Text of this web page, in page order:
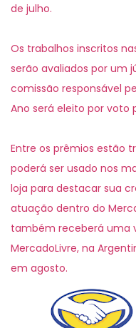
de julho.
Os trabalhos inscritos
serão avaliados por um
comissão responsável
Ano será eleito por voto
Entre os prêmios estão
poderá ser usado nos
loja para destacar sua
atuação dentro do
também receberá uma
MercadoLivre, na
em agosto.